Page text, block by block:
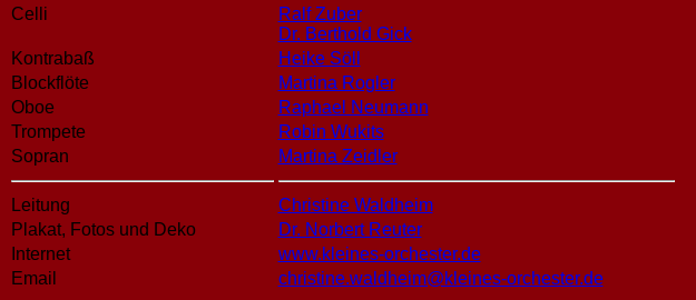
Celli
Ralf Zuber
Dr. Berthold Gick
Kontrabaß
Heike Söll
Blockflöte
Martina Rogler
Oboe
Raphael Neumann
Trompete
Robin Wukits
Sopran
Martina Zeidler
Leitung
Christine Waldheim
Plakat, Fotos und Deko
Dr. Norbert Reuter
Internet
www.kleines-orchester.de
Email
christine.waldheim@kleines-orchester.de